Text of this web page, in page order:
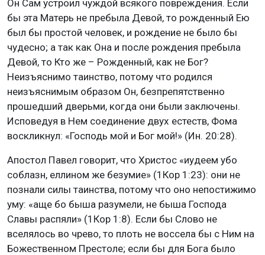
Он Сам устроил чуждой всякого повреждения. Если
бы эта Матерь не пребыла Девой, то рожденный Ею
был бы простой человек, и рождение не было бы
чудесно; а так как Она и после рождения пребыла
Девой, то Кто же – Рожденный, как не Бог?
Неизъяснимо таинство, потому что родился
неизъяснимым образом Он, безпрепятственно
прошедший дверьми, когда они были заключены.
Исповедуя в Нем соединение двух естеств, Фома
воскликнул: «Господь мой и Бог мой!» (Ин. 20:28).
Апостол Павел говорит, что Христос «иудеем убо
соблазн, еллином же безумие» (1Кор 1:23): они не
познали силы таинства, потому что оно непостижимо
уму: «аще бо быша разумели, не быша Господа
Славы распяли» (1Кор 1:8). Если бы Слово не
вселялось во чрево, то плоть не воссела бы с Ним на
Божественном Престоле; если бы для Бога было